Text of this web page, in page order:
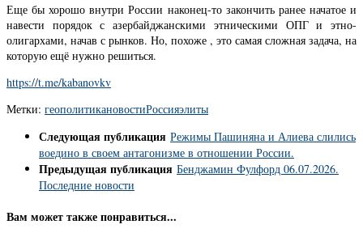
Еще бы хорошо внутри России наконец-то закончить ранее начатое и
навести порядок с азербайджанскими этническими ОПГ и этно-
олигархами, начав с рынков. Но, похоже , это самая сложная задача, на
которую ещё нужно решиться.
https://t.me/kabanovkv
Метки: геополитикановостиРоссияэлиты
Следующая публикация Режимы Пашиняна и Алиева слились
воедино в своем антагонизме в отношении России.
Предыдущая публикация Бенджамин Фулфорд 06.07.2026.
Последние новости
Вам может также понравиться...